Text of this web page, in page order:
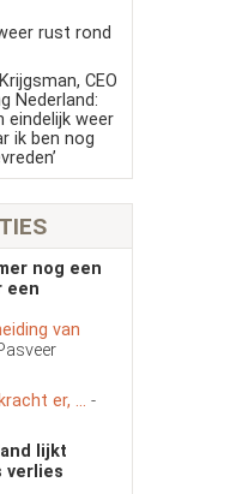
rust rond
CEO
Nederland:
eindelijk weer
ik ben nog
nog een
een
van
er, ... -
lijkt
verlies